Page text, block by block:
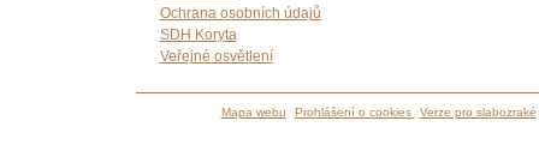
Ochrana osobních údajů
SDH Koryta
Veřejné osvětlení
Mapa webu Prohlášení o cookies Verze pro slabozraké